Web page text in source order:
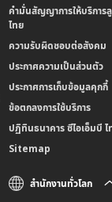
คำมั่นสัญญาการให้บริการ
ไทย
ความรับผิดชอบต่อสังคม
ประกาศความเป็นส่วนตัว
ประกาศการเก็บข้อมูลคุกกี้
ข้อตกลงการใช้บริการ
ปฏิทินธนาคาร ซีไอเอ็มบี ไ
Sitemap
สำนักงานทั่วโลก